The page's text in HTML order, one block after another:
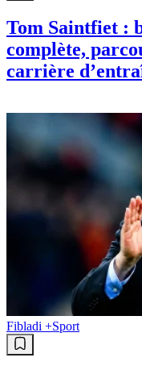
Tom Saintfiet :
complète,
carrière
Fibladi +Sport